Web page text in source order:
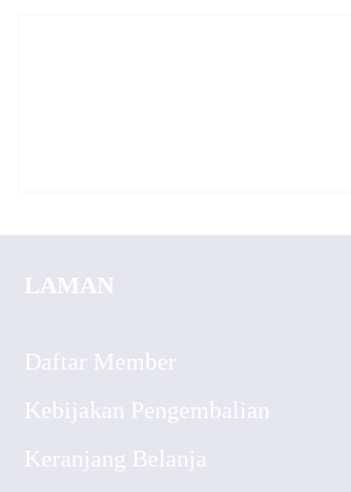
LAMAN
Daftar Member
Kebijakan Pengembalian
Keranjang Belanja